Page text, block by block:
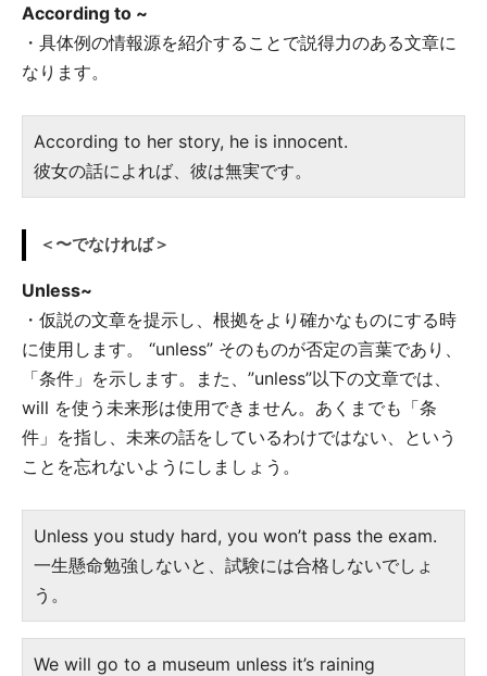
According to ~
・具体例の情報源を紹介することで説得力のある文章に
なります。
According to her story, he is innocent.
彼女の話によれば、彼は無実です。
＜〜でなければ＞
Unless~
・仮説の文章を提示し、根拠をより確かなものにする時
に使用します。 “unless” そのものが否定の言葉であり、
「条件」を示します。また、”unless”以下の文章では、
will を使う未来形は使用できません。あくまでも「条
件」を指し、未来の話をしているわけではない、という
ことを忘れないようにしましょう。
Unless you study hard, you won’t pass the exam.
一生懸命勉強しないと、試験には合格しないでしょ
う。
We will go to a museum unless it’s raining